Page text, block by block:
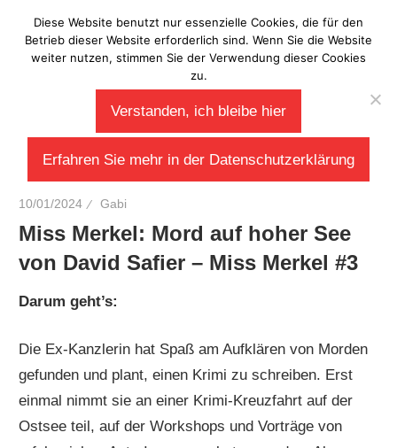
Inhalt
springen
Laberladen
10/01/2024 Gabi
Miss Merkel: Mord auf hoher See
von David Safier – Miss Merkel #3
Darum geht’s:
Die Ex-Kanzlerin hat Spaß am Aufklären von Morden
gefunden und plant, einen Krimi zu schreiben. Erst
einmal nimmt sie an einer Krimi-Kreuzfahrt auf der
Ostsee teil, auf der Workshops und Vorträge von
Diese Website benutzt nur essenzielle Cookies, die für den
Betrieb dieser Website erforderlich sind. Wenn Sie die Website
weiter nutzen, stimmen Sie der Verwendung dieser Cookies
zu.
Verstanden, ich bleibe hier
Erfahren Sie mehr in der Datenschutzerklärung